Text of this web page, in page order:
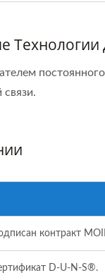
контракт
D-U-N-S®.